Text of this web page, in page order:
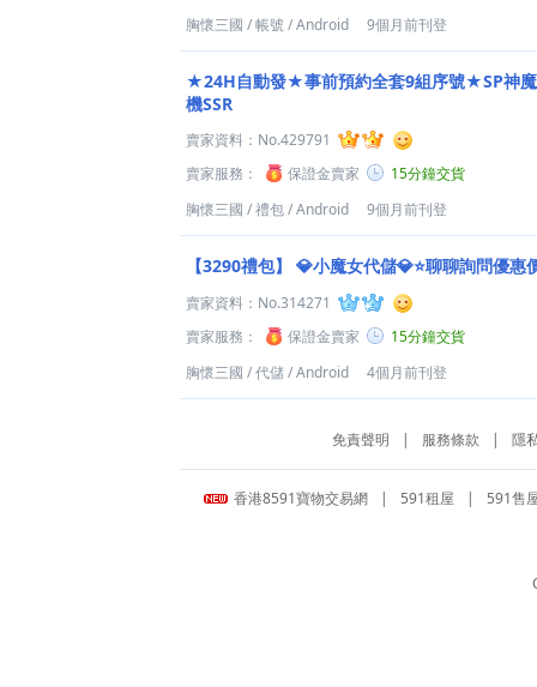
胸懷三國 /帳號/Android 9個月前刊登
★24H自動發★事前預約全套9組序號★SP神魔
機SSR
賣家資料： No.429791
賣家服務：
保證金賣家
15分鐘交貨
胸懷三國 /禮包/Android 9個月前刊登
【3290禮包】 💎小魔女代儲💎⭐聊聊詢問優惠
賣家資料： No.314271
賣家服務：
保證金賣家
15分鐘交貨
胸懷三國 /代儲/Android 4個月前刊登
免責聲明 | 服務條款 | 隱
香港8591寶物交易網 | 591租屋 | 591售